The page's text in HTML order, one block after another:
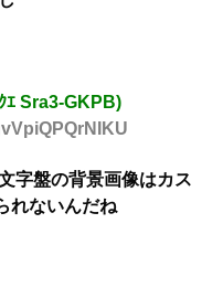
ｴ Sra3-GKPB)
字盤の背景画像はカス
れないんだね